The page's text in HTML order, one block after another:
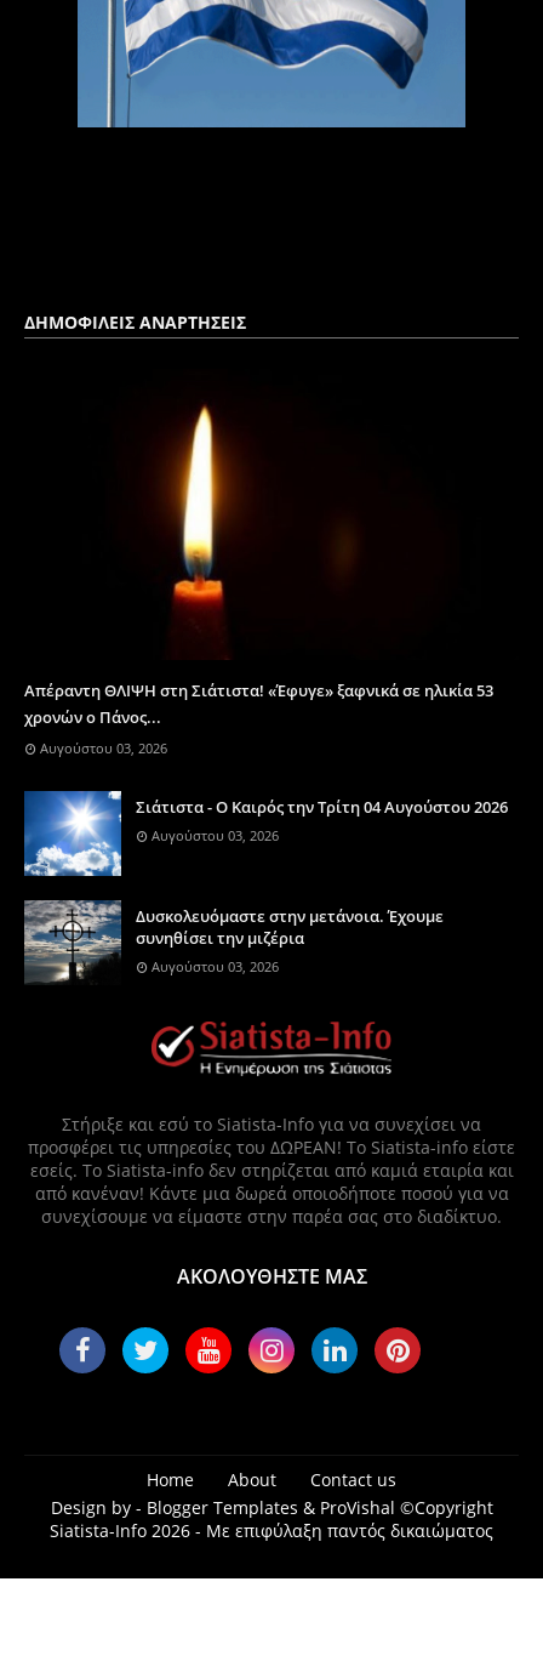
ΔΗΜΟΦΙΛΕΙΣ ΑΝΑΡΤΗΣΕΙΣ
Απέραντη ΘΛΙΨΗ στη Σιάτιστα! «Έφυγε» ξαφνικά σε ηλικία 53
χρονών ο Πάνος...
Αυγούστου 03, 2026
Σιάτιστα - Ο Καιρός την Τρίτη 04 Αυγούστου 2026
Αυγούστου 03, 2026
Δυσκολευόμαστε στην μετάνοια. Έχουμε
συνηθίσει την μιζέρια
Αυγούστου 03, 2026
Στήριξε και εσύ το Siatista-Info για να συνεχίσει να
προσφέρει τις υπηρεσίες του ΔΩΡΕΑΝ! Το Siatista-info είστε
εσείς. Το Siatista-info δεν στηρίζεται από καμιά εταιρία και
από κανέναν! Κάντε μια δωρεά οποιοδήποτε ποσού για να
συνεχίσουμε να είμαστε στην παρέα σας στο διαδίκτυο.
ΑΚΟΛΟΥΘΗΣΤΕ ΜΑΣ
Home About
Contact us
Design by - Blogger Templates & ProVishal ©Copyright
Siatista-Info 2026 - Με επιφύλαξη παντός δικαιώματος